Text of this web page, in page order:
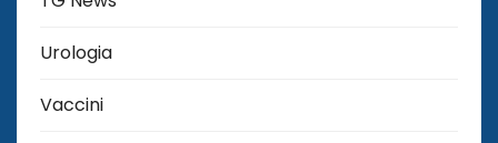
Urologia
Vaccini